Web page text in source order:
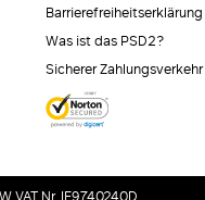
Barrierefreiheitserklärung
Was ist das PSD2?
Sicherer Zahlungsverkehr
VAT Nr. IE9740240D